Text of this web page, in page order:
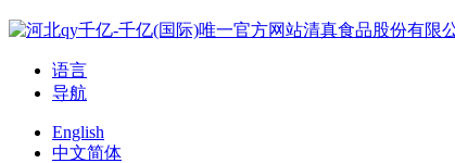
语言
导航
English
中文简体